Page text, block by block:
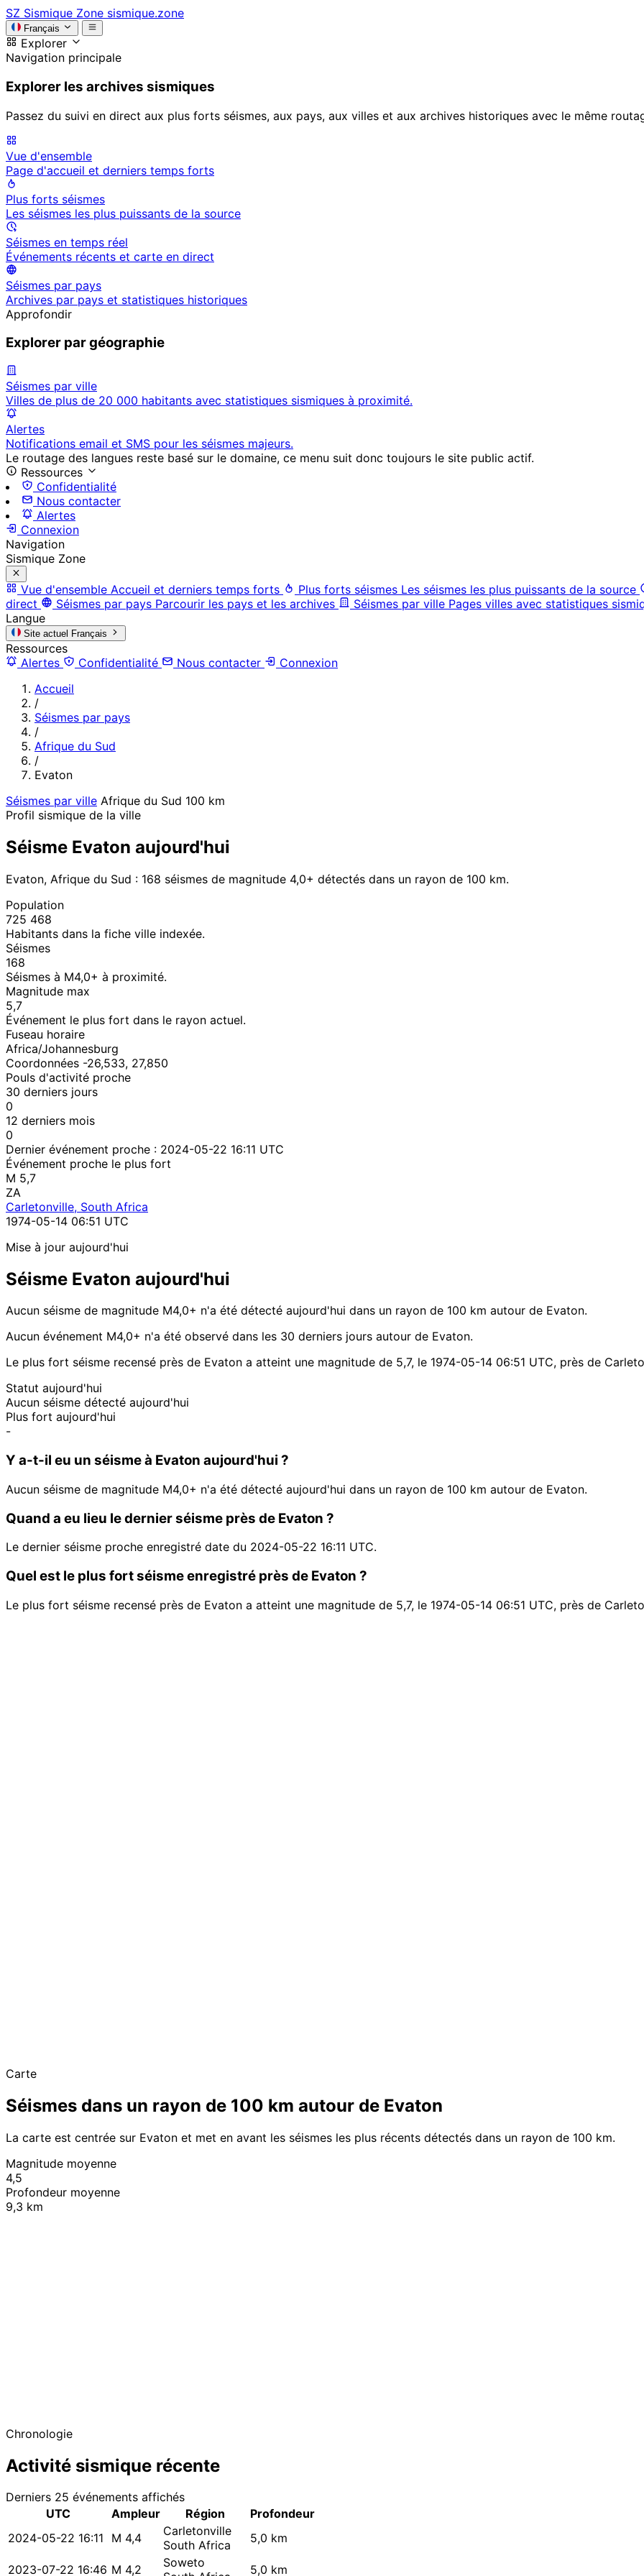
SZ Sismique Zone sismique.zone
Français
Explorer
Navigation principale
Explorer les archives sismiques
Passez du suivi en direct aux plus forts séismes, aux pays, aux villes et aux archives historiques avec le même
Vue d'ensemble
Page d'accueil et derniers temps forts
Plus forts séismes
Les séismes les plus puissants de la source
Séismes en temps réel
Événements récents et carte en direct
Séismes par pays
Archives par pays et statistiques historiques
Approfondir
Explorer par géographie
Séismes par ville
Villes de plus de 20 000 habitants avec statistiques sismiques à proximité.
Alertes
Notifications email et SMS pour les séismes majeurs.
Le routage des langues reste basé sur le domaine, ce menu suit donc toujours le site public actif.
Ressources
Confidentialité
Nous contacter
Alertes
Connexion
Navigation
Sismique Zone
Vue d'ensemble Accueil et derniers temps forts Plus forts séismes Les séismes les plus puissants de la source
direct
Séismes par pays Parcourir les pays et les archives Séismes par ville Pages villes avec statistiques
Langue
Site actuel Français
Ressources
Alertes
Confidentialité Nous contacter
Connexion
Accueil
/
Séismes par pays
/
Afrique du Sud
/
Evaton
Séismes par ville Afrique du Sud 100 km
Profil sismique de la ville
Séisme Evaton aujourd'hui
Evaton, Afrique du Sud : 168 séismes de magnitude 4,0+ détectés dans un rayon de 100 km.
Population
725 468
Habitants dans la fiche ville indexée.
Séismes
168
Séismes à M4,0+ à proximité.
Magnitude max
5,7
Événement le plus fort dans le rayon actuel.
Fuseau horaire
Africa/Johannesburg
Coordonnées -26,533, 27,850
Pouls d'activité proche
30 derniers jours
0
12 derniers mois
0
Dernier événement proche : 2024-05-22 16:11 UTC
Événement proche le plus fort
M 5,7
ZA
Carletonville, South Africa
1974-05-14 06:51 UTC
Mise à jour aujourd'hui
Séisme Evaton aujourd'hui
Aucun séisme de magnitude M4,0+ n'a été détecté aujourd'hui dans un rayon de 100 km autour de Evaton.
Aucun événement M4,0+ n'a été observé dans les 30 derniers jours autour de Evaton.
Le plus fort séisme recensé près de Evaton a atteint une magnitude de 5,7, le 1974-05-14 06:51 UTC, près de
Statut aujourd'hui
Aucun séisme détecté aujourd'hui
Plus fort aujourd'hui
-
Y a-t-il eu un séisme à Evaton aujourd'hui ?
Aucun séisme de magnitude M4,0+ n'a été détecté aujourd'hui dans un rayon de 100 km autour de Evaton.
Quand a eu lieu le dernier séisme près de Evaton ?
Le dernier séisme proche enregistré date du 2024-05-22 16:11 UTC.
Quel est le plus fort séisme enregistré près de Evaton ?
Le plus fort séisme recensé près de Evaton a atteint une magnitude de 5,7, le 1974-05-14 06:51 UTC, près de
Carte
Séismes dans un rayon de 100 km autour de Evaton
La carte est centrée sur Evaton et met en avant les séismes les plus récents détectés dans un rayon de 100 km.
Magnitude moyenne
4,5
Profondeur moyenne
9,3 km
Chronologie
Activité sismique récente
Derniers 25 événements affichés
UTC
Ampleur Région
Profondeur
2024-05-22 16:11
M 4,4
Carletonville
South Africa
5,0 km
2023-07-22 16:46 M 4,2
Soweto
5,0 km